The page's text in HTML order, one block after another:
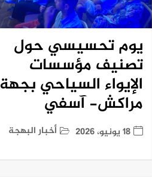
يوم تحسيسي حول
تصنيف مؤسسات
الإيواء السياحي بجهة
مراكش- آسفي
18 يونيو، 2026 أخبار البهجة